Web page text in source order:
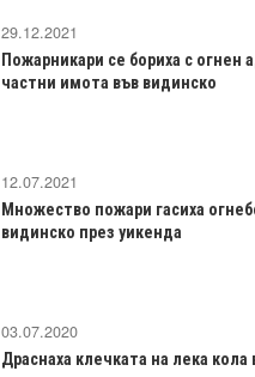
29.12.2021
Пожарникари се бориха с огнен
частни имота във видинско
12.07.2021
Множество пожари гасиха
видинско през уикенда
03.07.2020
Драснаха клечката на лека кола